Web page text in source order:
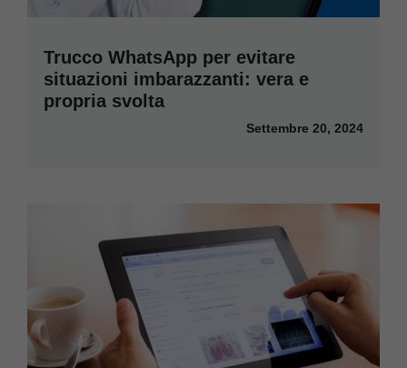
Trucco WhatsApp per evitare
situazioni imbarazzanti: vera e
propria svolta
Settembre 20, 2024